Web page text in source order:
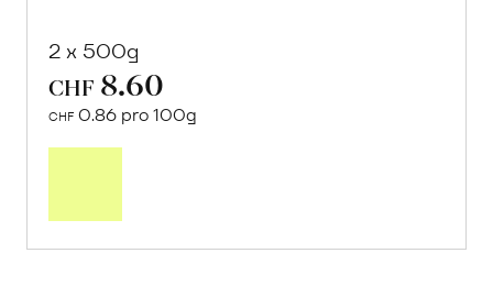
2 x 500g
CHF 8.60
CHF 0.86 pro 100g